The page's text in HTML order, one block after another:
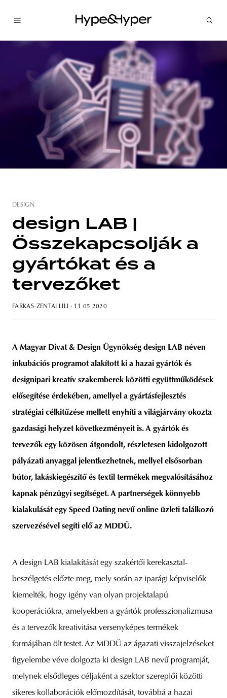
budapest poland
DESIGN
design LAB |
Összekapcsolják a
gyártókat és a
tervezőket
FARKAS-ZENTAI LILI · 11 05 2020
A Magyar Divat & Design Ügynökség design LAB néven
inkubációs programot alakított ki a hazai gyártók és
designipari kreatív szakemberek közötti együttműködések
elősegítése érdekében, amellyel a gyártásfejlesztés
stratégiai célkitűzése mellett enyhíti a világjárvány okozta
gazdasági helyzet következményeit is. A gyártók és
tervezők egy közösen átgondolt, részletesen kidolgozott
pályázati anyaggal jelentkezhetnek, mellyel elsősorban
bútor, lakáskiegészítő és textil termékek megvalósításához
kapnak pénzügyi segítséget. A partnerségek könnyebb
kialakulását egy Speed Dating nevű online üzleti találkozó
szervezésével segíti elő az MDDÜ.
A design LAB kialakítását egy szakértői kerekasztal-
beszélgetés előzte meg, mely során az iparági képviselők
kiemelték, hogy igény van olyan projektalapú
kooperációkra, amelyekben a gyártók professzionalizmusa
és a tervezők kreativitása versenyképes termékek
formájában ölt testet. Az MDDÜ az ágazati visszajelzéseket
figyelembe véve dolgozta ki design LAB nevű programját,
melynek elsődleges céljaként a szektor szereplői közötti
sikeres kollaborációk előmozdítását, továbbá a hazai